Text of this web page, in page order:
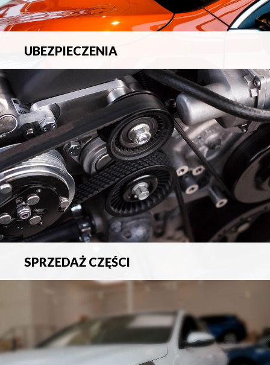
UBEZPIECZENIA
Pełna ochrona ubezpieczeniowa w zakresie wszelkich
SPRZEDAŻ CZĘŚCI
Sprzedaż oryginalnych części samochodowych oraz